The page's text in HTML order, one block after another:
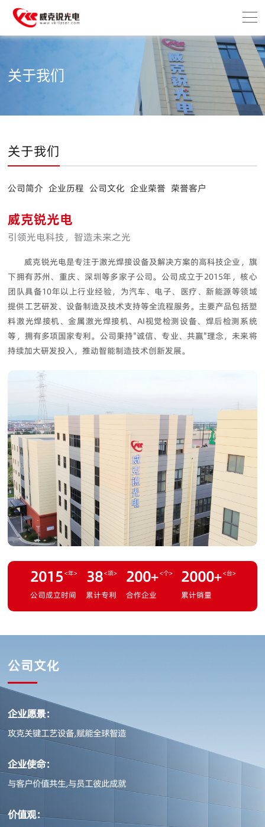
关于我们
关于我们
公司简介 企业历程 公司文化 企业荣誉 荣誉客户
威克锐光电
引领光电科技，智造未来之光
威克锐光电是专注于激光焊接设备及解决方案的高科技企业，旗
下拥有苏州、重庆、深圳等多家子公司。公司成立于2015年，核心
团队具备10年以上行业经验，为汽车、电子、医疗、新能源等领域
提供工艺研发、设备制造及技术支持等全流程服务。主要产品包括塑
料激光焊接机、金属激光焊接机、AI视觉检测设备、焊后检测系统
等，拥有多项国家专利。公司秉持"诚信、专业、共赢"理念，未来将
持续加大研发投入，推动智能制造技术创新发展。
2015<年>
公司成立时间
38<项>
累计专利
200+<个>
合作企业
2000+<台>
累计销量
公司文化
企业愿景：
攻克关键工艺设备,赋能全球智造
企业使命：
与客户价值共生,与员工彼此成就
价值观：